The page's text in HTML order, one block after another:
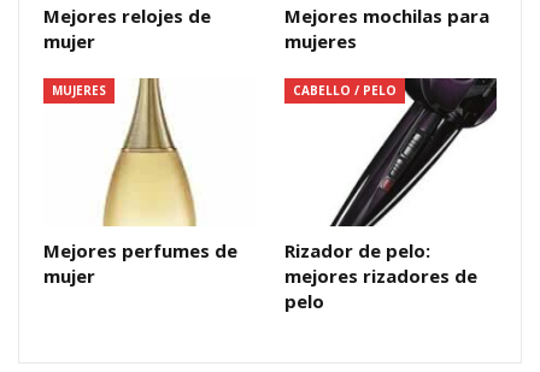
Mejores relojes de
mujer
Mejores mochilas para
mujeres
MUJERES
Mejores perfumes de
mujer
CABELLO / PELO
Rizador de pelo:
mejores rizadores de
pelo